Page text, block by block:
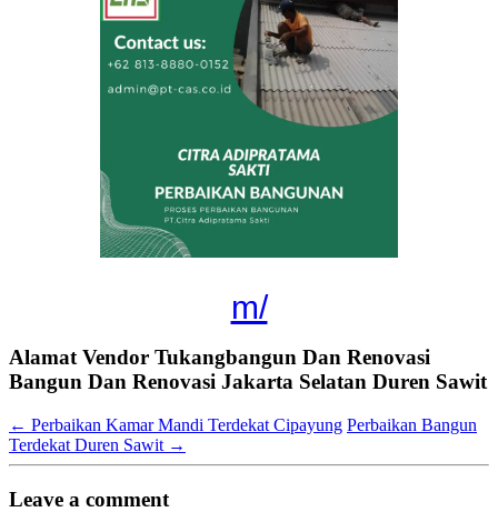
m/
Alamat Vendor Tukangbangun Dan Renovasi
Bangun Dan Renovasi Jakarta Selatan Duren Sawit
← Perbaikan Kamar Mandi Terdekat Cipayung Perbaikan Bangun
Terdekat Duren Sawit →
Leave a comment